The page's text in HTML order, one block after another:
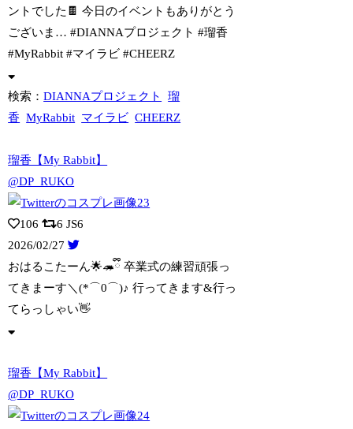
ントでした🍫 今日のイベントもありがと う
ございま… #DIANNAプロジェクト #瑠香
#MyRabbit #マイラビ #CHEERZ
検索：DIANNAプロジェクト
瑠
香 MyRabbit マイラビ CHEERZ
瑠香【My Rabbit】
@DP_RUKO
106 6 JS6
2026/02/27
おはるこたーん🌟🦔ྀི 卒業式の練習頑張っ
てきまーす＼(*⌒0⌒)♪ 行ってきます&行っ
てらっしゃい👋
瑠香【My Rabbit】
@DP_RUKO